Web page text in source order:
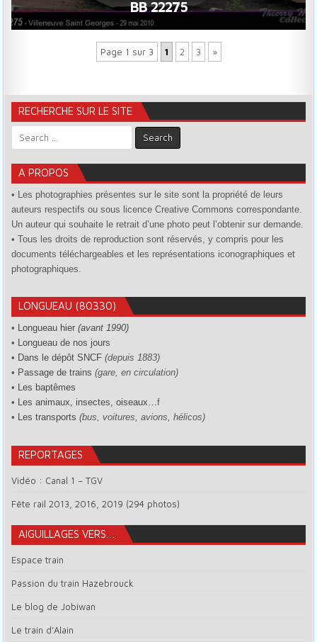
BB 22275
Page 1 sur 3 1 2 3 »
RECHERCHE SUR LE SITE
Search for:
A PROPOS
• Les photographies présentes sur le site sont la propriété de leurs
auteurs respectifs ou sous licence Creative Commons correspondante.
Un auteur qui souhaite le retrait d’une photo peut l’obtenir sur demande.
• Tous les droits de reproduction sont réservés, y compris pour les
documents téléchargeables et les représentations iconographiques et
photographiques.
LONGUEAU (80330)
• Longueau hier (avant 1990)
• Longueau de nos jours
• Dans le dépôt SNCF (depuis 1883)
• Passage de trains (gare, en circulation)
• Les baptêmes
• Les animaux, insectes, oiseaux…f
• Les transports (bus, voitures, avions, hélicos)
REPORTAGES
Vidéo : Canal 1 – TGV
Fête rail 2013, 2016, 2019 (294 photos)
AIGUILLAGES VERS…
Espace train
Passion du train Hazebrouck
Le blog de Jobiwan
Le train d’Alain